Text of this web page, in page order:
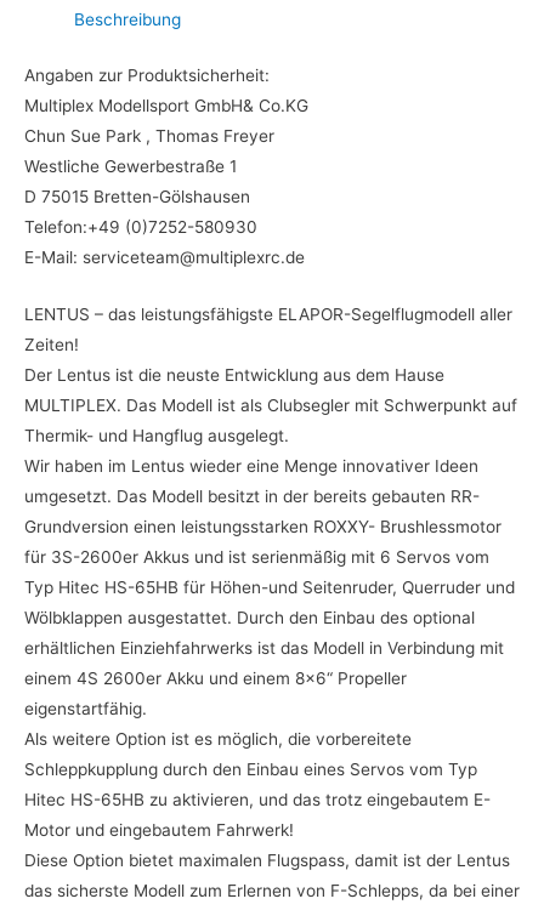
Beschreibung
Angaben zur Produktsicherheit:
Multiplex Modellsport GmbH& Co.KG
Chun Sue Park , Thomas Freyer
Westliche Gewerbestraße 1
D 75015 Bretten-Gölshausen
Telefon:+49 (0)7252-580930
E-Mail: serviceteam@multiplexrc.de
LENTUS – das leistungsfähigste ELAPOR-Segelflugmodell aller
Zeiten!
Der Lentus ist die neuste Entwicklung aus dem Hause
MULTIPLEX. Das Modell ist als Clubsegler mit Schwerpunkt auf
Thermik- und Hangflug ausgelegt.
Wir haben im Lentus wieder eine Menge innovativer Ideen
umgesetzt. Das Modell besitzt in der bereits gebauten RR-
Grundversion einen leistungsstarken ROXXY- Brushlessmotor
für 3S-2600er Akkus und ist serienmäßig mit 6 Servos vom
Typ Hitec HS-65HB für Höhen-und Seitenruder, Querruder und
Wölbklappen ausgestattet. Durch den Einbau des optional
erhältlichen Einziehfahrwerks ist das Modell in Verbindung mit
einem 4S 2600er Akku und einem 8×6“ Propeller
eigenstartfähig.
Als weitere Option ist es möglich, die vorbereitete
Schleppkupplung durch den Einbau eines Servos vom Typ
Hitec HS-65HB zu aktivieren, und das trotz eingebautem E-
Motor und eingebautem Fahrwerk!
Diese Option bietet maximalen Flugspass, damit ist der Lentus
das sicherste Modell zum Erlernen von F-Schlepps, da bei einer